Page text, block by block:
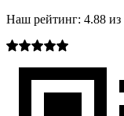
Наш рейтинг: 4.88 из